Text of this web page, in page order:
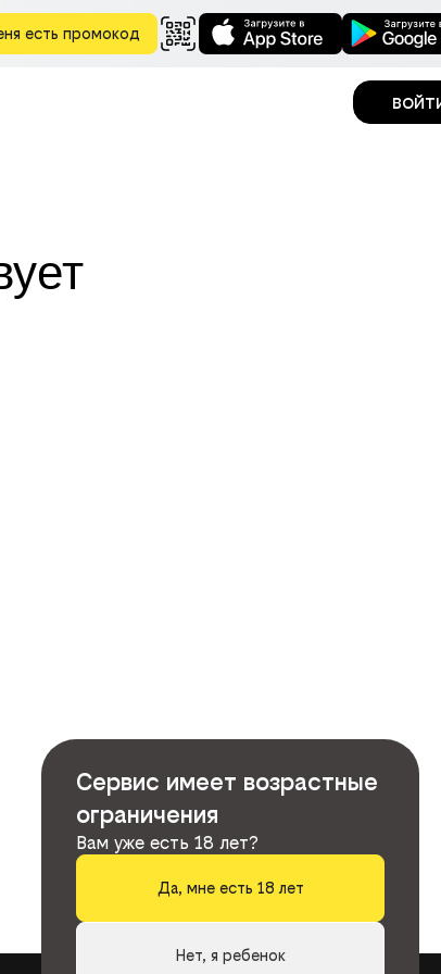
есть промокод
Сервис имеет возрастные
ограничения
Вам уже есть 18 лет?
Да, мне есть 18 лет
Нет, я ребенок